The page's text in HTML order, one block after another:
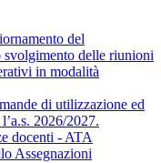
del
svolgimento delle riunioni
in modalità
di utilizzazione ed
2026/2027.
docenti - ATA
Assegnazioni